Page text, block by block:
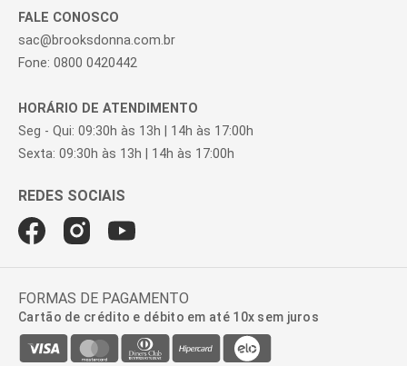
FALE CONOSCO
sac@brooksdonna.com.br
Fone: 0800 0420442
HORÁRIO DE ATENDIMENTO
Seg - Qui: 09:30h às 13h | 14h às 17:00h
Sexta: 09:30h às 13h | 14h às 17:00h
FORMAS DE PAGAMENTO
Cartão de crédito e débito em até 10x sem juros